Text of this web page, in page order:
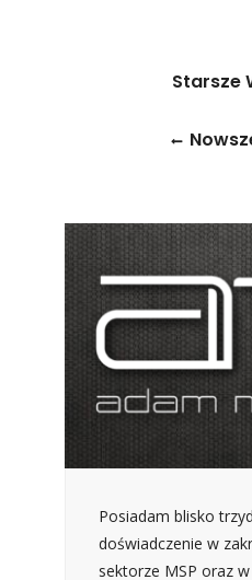
Starsze
Posiadam blisko
doświadczenie w
sektorze MSP oraz